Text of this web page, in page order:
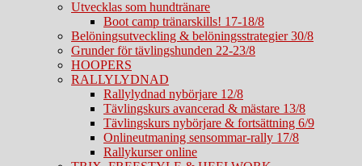
Utvecklas som hundtränare
Boot camp tränarskills! 17-18/8
Belöningsutveckling & belöningsstrategier 30/8
Grunder för tävlingshunden 22-23/8
HOOPERS
RALLYLYDNAD
Rallylydnad nybörjare 12/8
Tävlingskurs avancerad & mästare 13/8
Tävlingskurs nybörjare & fortsättning 6/9
Onlineutmaning sensommar-rally 17/8
Rallykurser online